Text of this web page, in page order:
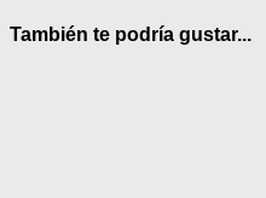
También te podría gustar...